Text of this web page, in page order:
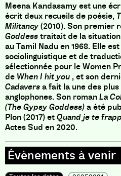
Meena Kandasamy est une
écrit deux recueils de poésie,
Militancy(2010). Son premier
Goddesstraitait de la
au Tamil Nadu en 1968. Elle
sociolinguistique et de
sélectionnée pour le Women
de When I hit you , et son
Cadaversa fait la une des
anglophones. Son romanLa
(The Gypsy Goddess)a été
Plon (2017) etQuand je te
Actes Sud en 2020.